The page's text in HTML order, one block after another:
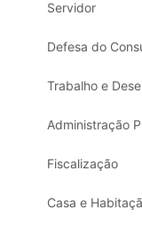
Servidor
Defesa do
Administração
Fiscalização
Casa e